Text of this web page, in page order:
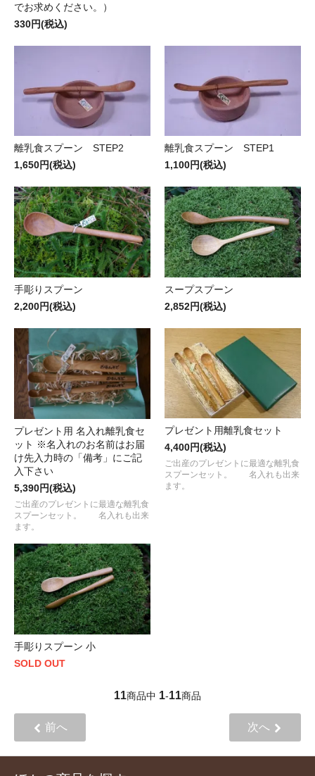
でお求めください。）
330円(税込)
離乳食スプーン STEP2
1,650円(税込)
離乳食スプーン STEP1
1,100円(税込)
手彫りスプーン
2,200円(税込)
スープスプーン
2,852円(税込)
プレゼント用 名入れ離乳食セ
ット ※名入れのお名前はお届
け先入力時の「備考」にご記
入下さい
5,390円(税込)
ご出産のプレゼントに最適な離乳食
スプーンセット。 名入れも出来
ます。
プレゼント用離乳食セット
4,400円(税込)
ご出産のプレゼントに最適な離乳食
スプーンセット。 名入れも出来
ます。
手彫りスプーン 小
SOLD OUT
11商品中 1-11商品
前へ 次へ